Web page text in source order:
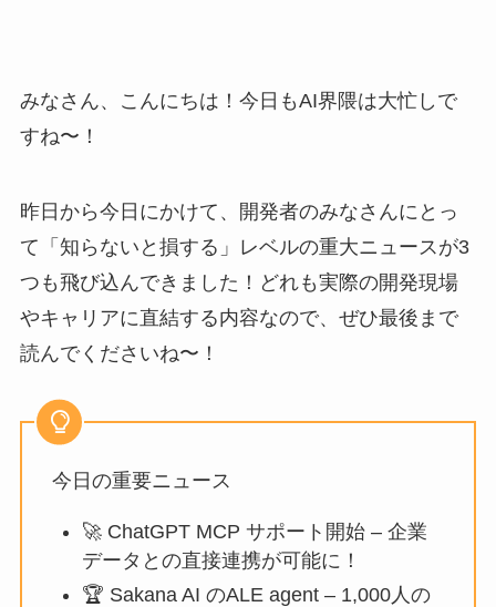
みなさん、こんにちは！今日もAI界隈は大忙しで
すね〜！
昨日から今日にかけて、開発者のみなさんにとっ
て「知らないと損する」レベルの重大ニュースが3
つも飛び込んできました！どれも実際の開発現場
やキャリアに直結する内容なので、ぜひ最後まで
読んでくださいね〜！
今日の重要ニュース
🚀 ChatGPT MCP サポート開始 – 企業
データとの直接連携が可能に！
🏆 Sakana AI のALE agent – 1,000人の